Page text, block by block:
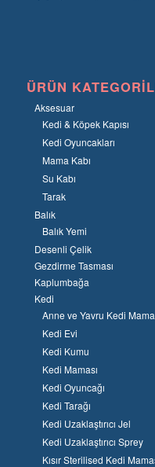
ÜRÜN
Aksesuar
Kedi & Köpek Kapısı
Kedi Oyuncakları
Mama Kabı
Su Kabı
Tarak
Balık
Balık Yemi
Desenli Çelik
Gezdirme Tasması
Kaplumbağa
Kedi
Anne ve Yavru Kedi
Kedi Evi
Kedi Kumu
Kedi Maması
Kedi Oyuncağı
Kedi Tarağı
Kedi Uzaklaştırıcı Jel
Kedi Uzaklaştırıcı Sprey
Kısır Sterilised Kedi